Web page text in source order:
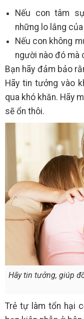
Nếu con tâm
những lo lắng
Nếu con không
người nào đó mà
Bạn hãy đảm bảo
Hãy tin tưởng vào
qua khó khăn. Hãy
sẽ ổn thôi.
Hãy tin tưởng, giúp
Trẻ tự làm tổn hại